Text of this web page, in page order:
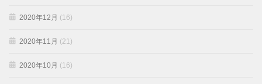
2020年12月 (16)
2020年11月 (21)
2020年10月 (16)